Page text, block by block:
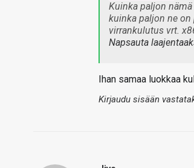
Kuinka paljon
kuinka paljon ne
virrankulutus vrt.
Napsauta
Ihan samaa luokkaa
Kirjaudu sisään